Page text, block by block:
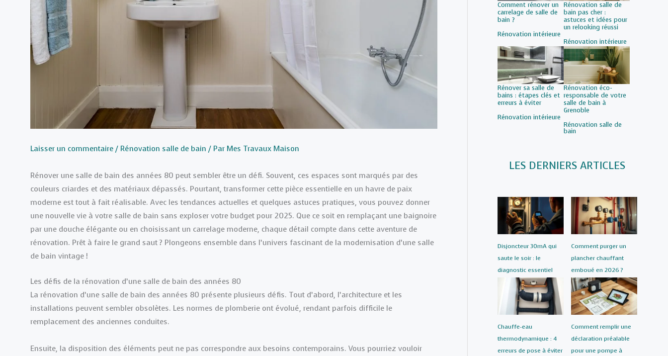
Laisser un commentaire / Rénovation salle de bain / Par Mes Travaux Maison
Rénover une salle de bain des années 80 peut sembler être un défi. Souvent, ces espaces sont marqués par des
couleurs criardes et des matériaux dépassés. Pourtant, transformer cette pièce essentielle en un havre de paix
moderne est tout à fait réalisable. Avec les tendances actuelles et quelques astuces pratiques, vous pouvez donner
une nouvelle vie à votre salle de bain sans exploser votre budget pour 2025. Que ce soit en remplaçant une baignoire
par une douche élégante ou en choisissant un carrelage moderne, chaque détail compte dans cette aventure de
rénovation. Prêt à faire le grand saut ? Plongeons ensemble dans l’univers fascinant de la modernisation d’une salle
de bain vintage !
Les défis de la rénovation d’une salle de bain des années 80
La rénovation d’une salle de bain des années 80 présente plusieurs défis. Tout d’abord, l’architecture et les
installations peuvent sembler obsolètes. Les normes de plomberie ont évolué, rendant parfois difficile le
remplacement des anciennes conduites.
Ensuite, la disposition des éléments peut ne pas correspondre aux besoins contemporains. Vous pourriez vouloir
Comment rénover un
carrelage de salle de
bain ?
Par rapport à
Rénovation intérieure
Rénovation salle de
bain pas cher :
astuces et idées pour
un relooking réussi
Par rapport à
Rénovation intérieure
Rénover sa salle de
bains : étapes clés et
erreurs à éviter
Par rapport à
Rénovation intérieure
Rénovation éco-
responsable de votre
salle de bain à
Grenoble
Par rapport à
Rénovation salle de
bain
LES DERNIERS ARTICLES
Disjoncteur 30mA qui
saute le soir : le
diagnostic essentiel
Comment purger un
plancher chauffant
emboué en 2026 ?
Chauffe-eau
thermodynamique : 4
erreurs de pose à éviter
Comment remplir une
déclaration préalable
pour une pompe à